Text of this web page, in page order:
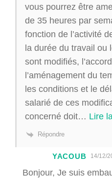
vous pourrez être
de 35 heures par
fonction de l’activité
la durée du travail ou
sont modifiés,
l’aménagement du
les conditions et le
salarié de ces
concerné doit… Lire
Répondre
YACOUB 14/12/
Bonjour, Je suis